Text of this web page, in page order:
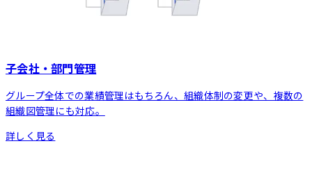
子会社・部門管理
グループ全体での業績管理はもちろん、組織体制の変更や、複数の
組織図管理にも対応。
詳しく見る